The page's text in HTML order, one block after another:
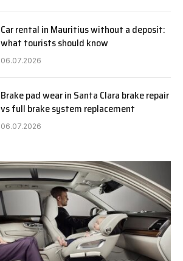
Car rental in Mauritius without a deposit:
what tourists should know
06.07.2026
Brake pad wear in Santa Clara brake repair
vs full brake system replacement
06.07.2026